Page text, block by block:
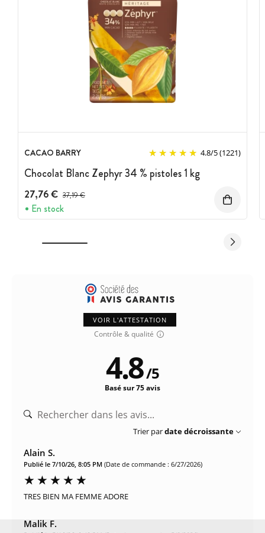
CACAO BARRY 4.8/5(1221)
Chocolat Blanc Zephyr 34 % pistoles 1 kg
27,76 € Prix avant réduction :
37,19 €
En stock
VOIR L'ATTESTATION
Contrôle & qualité
4.8/5
Basé sur 75 avis
Trier pardate décroissante
Alain S.
Publié le 7/10/26, 8:05 PM (Date de commande : 6/27/2026)
TRES BIEN MA FEMME ADORE
Malik F.